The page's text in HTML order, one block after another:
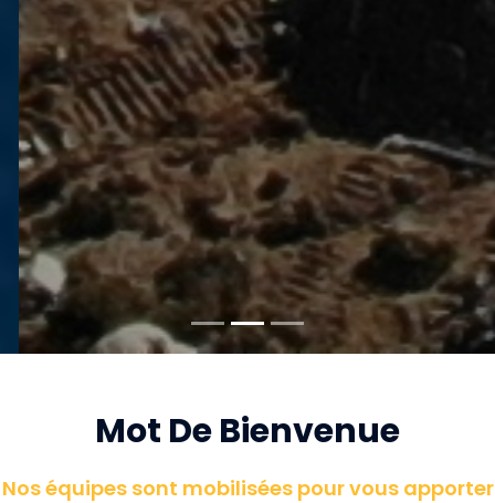
Mot De Bienvenue
Nos équipes sont mobilisées pour vous apporter